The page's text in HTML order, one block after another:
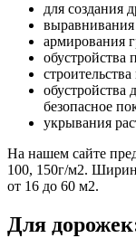
для создания
армирования
обустройства
обустройства
безопасное
укрывания
На нашем сайте
100, 150г/м2.
от 16 до 60 м2.
Для